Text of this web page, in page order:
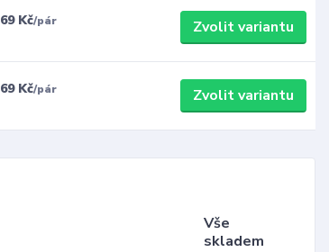
69 Kč/pár Zvolit variantu
69 Kč/pár Zvolit variantu
Vše
skladem